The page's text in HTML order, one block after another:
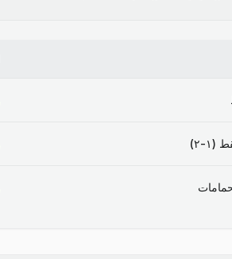
٢)